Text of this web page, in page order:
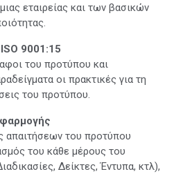
εταιρείας και των βασικών
9001:15
του προτύπου και
οι πρακτικές για τη
του προτύπου.
απαιτήσεων του προτύπου
του κάθε μέρους του
Δείκτες, Έντυπα, κτλ),